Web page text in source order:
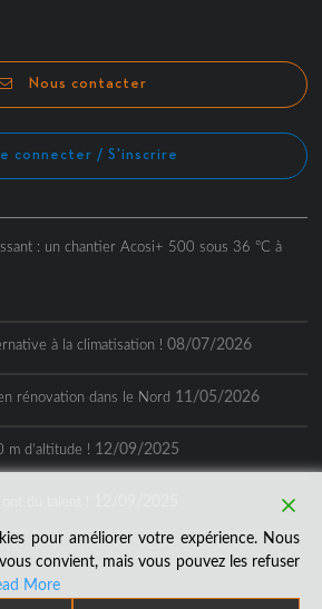
Nous contacter
connecter / S'inscrire
: un chantier Acosi+ 500 sous 36 °C à
à la climatisation ! 08/07/2026
rénovation dans le Nord 11/05/2026
m d’altitude ! 12/09/2025
pour améliorer votre expérience. Nous
convient, mais vous pouvez les refuser
More